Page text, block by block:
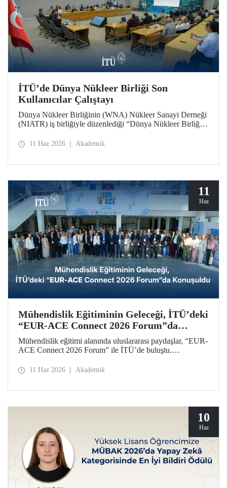
İTÜ’de Dünya Nükleer Birliği Son
Kullanıcılar Çalıştayı
Dünya Nükleer Birliğinin (WNA) Nükleer Sanayi Derneği
(NIATR) iş birliğiyle düzenlediği “Dünya Nükleer Birliği
11 Haz 2026 Akademik
11
Haz
Mühendislik Eğitiminin Geleceği, İTÜ’deki
“EUR-ACE Connect 2026 Forum”da
Konuşuldu
Mühendislik eğitimi alanında uluslararası paydaşlar, “EUR-
ACE Connect 2026 Forum” ile İTÜ’de buluştu.
akademisyenler, akreditasyon kuruluşları, üniversite
11 Haz 2026 Akademik
10
Haz